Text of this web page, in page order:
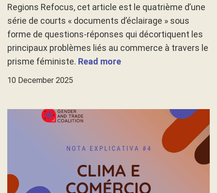
Regions Refocus, cet article est le quatrième d’une
série de courts « documents d’éclairage » sous
forme de questions-réponses qui décortiquent les
principaux problèmes liés au commerce à travers le
prisme féministe. Read more
10 December 2025